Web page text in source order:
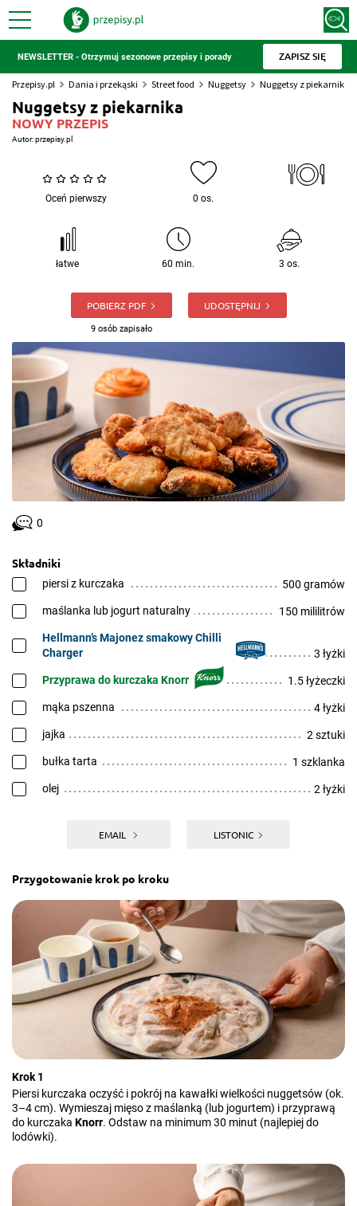
NEWSLETTER - Otrzymuj sezonowe przepisy i porady ZAPISZ SIĘ
Przepisy.pl Dania i przekąski Street food Nuggetsy Nuggetsy z piekarnika
Nuggetsy z piekarnika
NOWY PRZEPIS
Autor:przepisy.pl
Oceń pierwszy 0 os.
łatwe 60 min. 3 os.
POBIERZ PDF
9 osób zapisało
UDOSTĘPNIJ
0
Składniki
piersi z kurczaka 500 gramów
maślanka lub jogurt naturalny 150 mililitrów
Hellmann’s Majonez smakowy Chilli
Charger
3 łyżki
Przyprawa do kurczaka Knorr 1.5 łyżeczki
mąka pszenna 4 łyżki
jajka 2 sztuki
bułka tarta 1 szklanka
olej 2 łyżki
EMAIL LISTONIC
Przygotowanie krok po kroku
Krok 1
Piersi kurczaka oczyść i pokrój na kawałki wielkości nuggetsów (ok.
3–4 cm). Wymieszaj mięso z maślanką (lub jogurtem) i przyprawą
do kurczaka Knorr. Odstaw na minimum 30 minut (najlepiej do
lodówki).